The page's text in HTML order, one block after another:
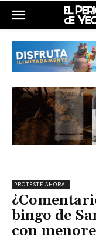
PROTESTE AHORA!
bingo de
con